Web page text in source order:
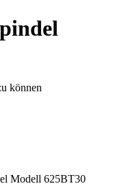
können
Modell 625BT30